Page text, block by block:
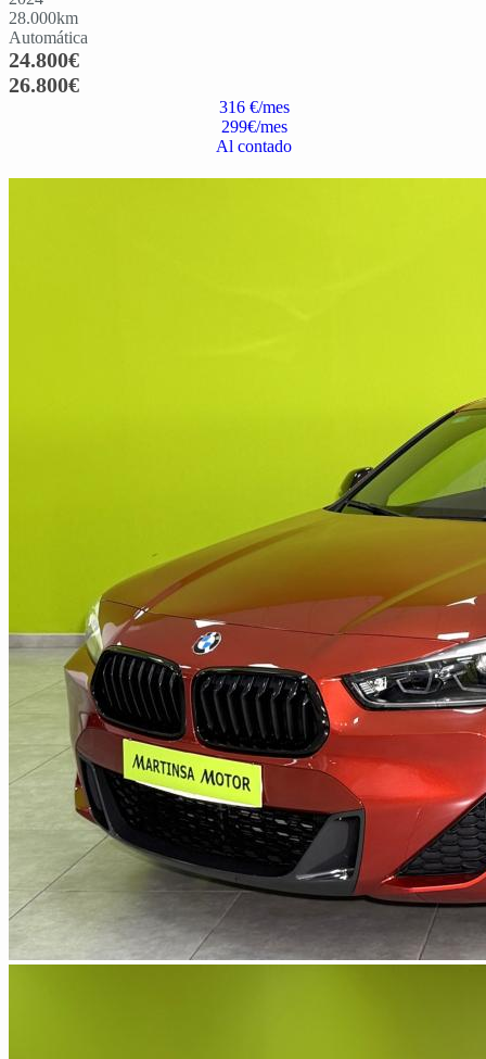
28.000km
Automática
24.800€
26.800€
316 €/mes
299€/mes
Al contado